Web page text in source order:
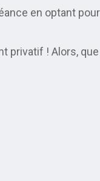
en optant
privatif ! Alors,